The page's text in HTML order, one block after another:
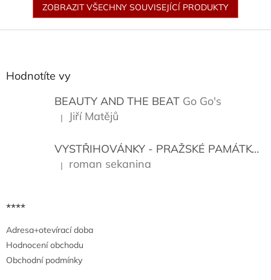
ZOBRAZIT VŠECHNY SOUVISEJÍCÍ PRODUKTY
Hodnotíte vy
BEAUTY AND THE BEAT Go Go's
Hodnocení produktu je 5 z 5 hvězdiček.
| Jiří Matějů
VYSTŘIHOVÁNKY - PRAŽSKÉ PAMÁTKY
Hodnocení produktu je 5 z 5 hvězdiček.
| roman sekanina
****
Adresa+otevírací doba
Hodnocení obchodu
Obchodní podmínky